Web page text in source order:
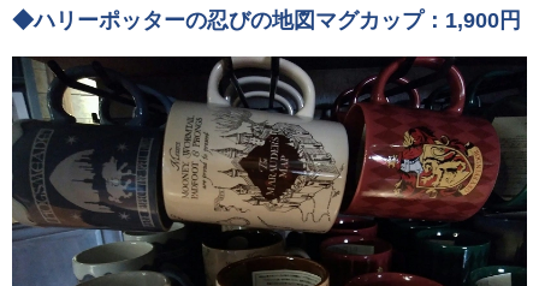
◆ハリーポッターの忍びの地図マグカップ：1,900円